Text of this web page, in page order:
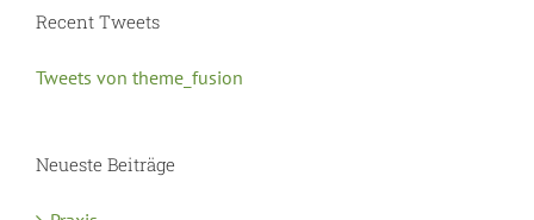
Recent Tweets
Tweets von theme_fusion
Neueste Beiträge